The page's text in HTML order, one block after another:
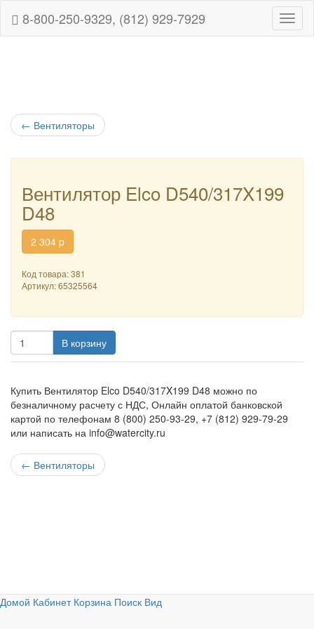
8-800-250-9329, (812) 929-7929
← Вентиляторы
Вентилятор Elco D540/317X199
D48
2 304 p
Код товара: 381
Артикул:65325564
В корзину
Купить Вентилятор Elco D540/317X199 D48 можно по
безналичному расчету с НДС, Онлайн оплатой банковской
картой по телефонам 8 (800) 250-93-29, +7 (812) 929-79-29
или написать на info@watercity.ru
← Вентиляторы
Домой Кабинет Корзина Поиск Вид